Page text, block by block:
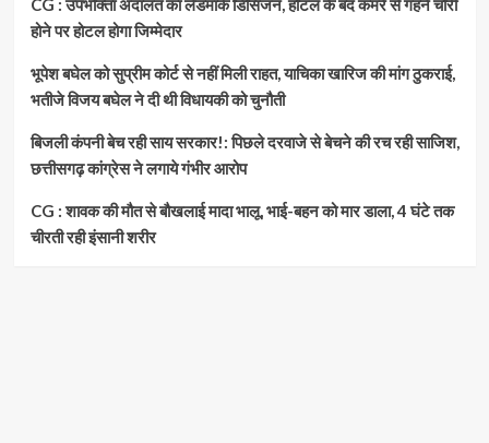
CG : उपभोक्ता अदालत का लैंडमार्क डिसिजन, होटल के बंद कमरे से गहने चोरी
होने पर होटल होगा जिम्मेदार
भूपेश बघेल को सुप्रीम कोर्ट से नहीं मिली राहत, याचिका खारिज की मांग ठुकराई,
भतीजे विजय बघेल ने दी थी विधायकी को चुनौती
बिजली कंपनी बेच रही साय सरकार!: पिछले दरवाजे से बेचने की रच रही साजिश,
छत्तीसगढ़ कांग्रेस ने लगाये गंभीर आरोप
CG : शावक की मौत से बौखलाई मादा भालू, भाई-बहन को मार डाला, 4 घंटे तक
चीरती रही इंसानी शरीर